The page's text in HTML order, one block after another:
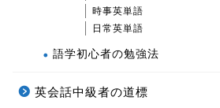
時事英単語
日常英単語
語学初心者の勉強法
英会話中級者の道標